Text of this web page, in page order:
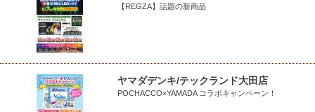
【REGZA】話題の新商品
ヤマダデンキ/テックランド大田店
POCHACCO×YAMADA コラボキャンペーン！